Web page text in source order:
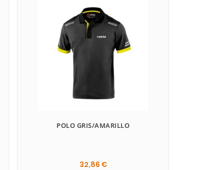
POLO GRIS/AMARILLO
32,86 €